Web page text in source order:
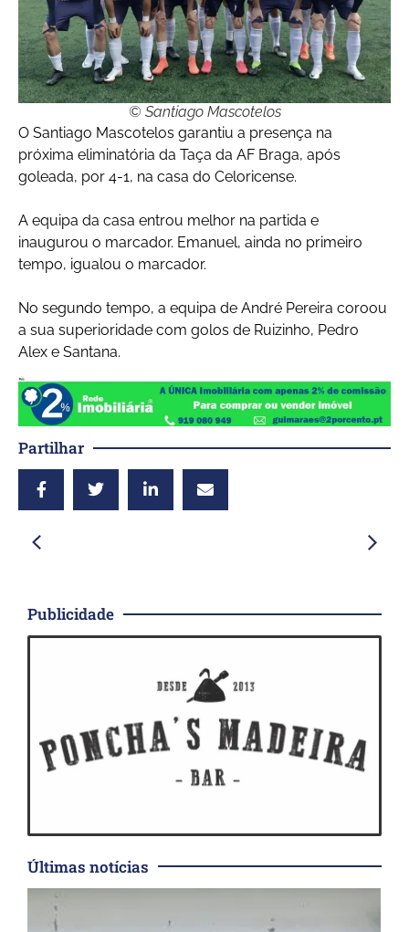
© Santiago Mascotelos
O Santiago Mascotelos garantiu a presença na
próxima eliminatória da Taça da AF Braga, após
goleada, por 4-1, na casa do Celoricense.
A equipa da casa entrou melhor na partida e
inaugurou o marcador. Emanuel, ainda no primeiro
tempo, igualou o marcador.
No segundo tempo, a equipa de André Pereira coroou
a sua superioridade com golos de Ruizinho, Pedro
Alex e Santana.
Partilhar
Publicidade
Últimas notícias